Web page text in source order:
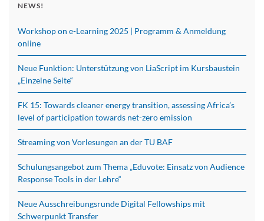
NEWS!
Workshop on e-Learning 2025 | Programm & Anmeldung
online
Neue Funktion: Unterstützung von LiaScript im Kursbaustein
„Einzelne Seite“
FK 15: Towards cleaner energy transition, assessing Africa’s
level of participation towards net-zero emission
Streaming von Vorlesungen an der TU BAF
Schulungsangebot zum Thema „Eduvote: Einsatz von Audience
Response Tools in der Lehre“
Neue Ausschreibungsrunde Digital Fellowships mit
Schwerpunkt Transfer